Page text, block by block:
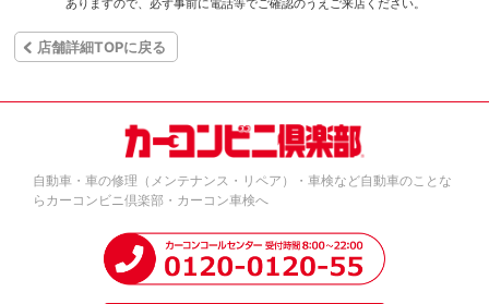
ありますので、必ず事前に電話等でご確認のうえご来店ください。
店舗詳細TOPに戻る
自動車・車の修理（メンテナンス・リペア）・車検など自動車のことな
らカーコンビニ倶楽部・カーコン車検へ